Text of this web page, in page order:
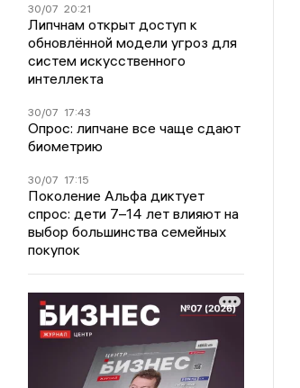
30/07 20:21
Липчнам открыт доступ к
обновлённой модели угроз для
систем искусственного
интеллекта
30/07 17:43
Опрос: липчане все чаще сдают
биометрию
30/07 17:15
Поколение Альфа диктует
спрос: дети 7–14 лет влияют на
выбор большинства семейных
покупок